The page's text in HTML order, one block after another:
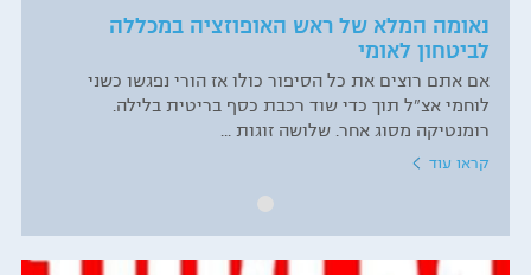
נאומה המלא של ראש האופוזציה במכללה
לביטחון לאומי
אם אתם רוצים את כל הסיפור כולו אז הורי נפגשו כשני
לוחמי אצ"ל תוך כדי שוד רכבת כסף בריטית בלילה.
רומנטיקה מסוג אחר. שלושה זוגות ...
קראו עוד